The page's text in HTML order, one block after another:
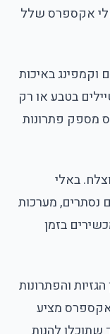
אקספרס שלל
וקמפינג באיכות
בטבע או רק
מספק פתרונות
באלי
נסתרים, מערכות
בזמן
והפתרונות
מציע